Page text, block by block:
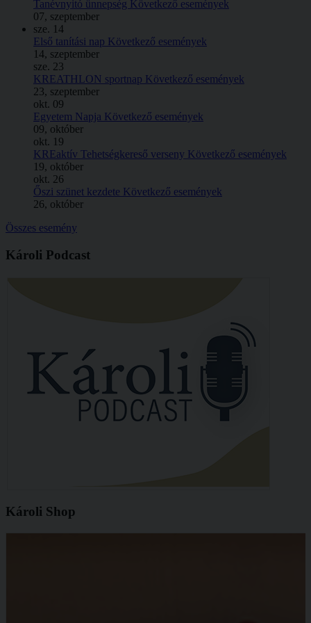
Tanévnyitó ünnepség Következő események
07, szeptember
sze. 14
Első tanítási nap Következő események
14, szeptember
sze. 23
KREATHLON sportnap Következő események
23, szeptember
okt. 09
Egyetem Napja Következő események
09, október
okt. 19
KREaktív Tehetségkereső verseny Következő események
19, október
okt. 26
Őszi szünet kezdete Következő események
26, október
Összes esemény
Károli Podcast
Károli Shop